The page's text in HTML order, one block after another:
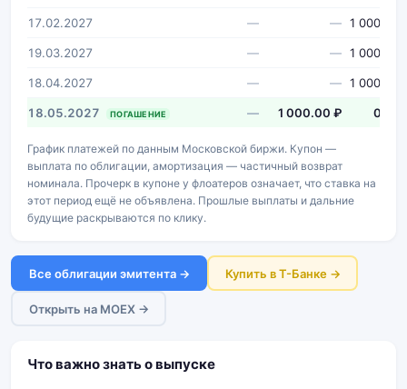
17.02.2027 — — 1 000 ₽
19.03.2027 — — 1 000 ₽
18.04.2027 — — 1 000 ₽
18.05.2027 ПОГАШЕНИЕ — 1 000.00 ₽ 0 ₽
График платежей по данным Московской биржи. Купон —
выплата по облигации, амортизация — частичный возврат
номинала. Прочерк в купоне у флоатеров означает, что ставка на
этот период ещё не объявлена. Прошлые выплаты и дальние
будущие раскрываются по клику.
Все облигации эмитента → Купить в Т-Банке →
Открыть на MOEX →
Что важно знать о выпуске